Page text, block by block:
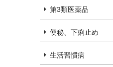
第3類医薬品
便秘、下痢止め
生活習慣病